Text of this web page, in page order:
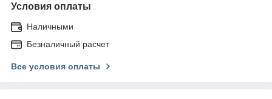
Условия оплаты
Наличными
Безналичный расчет
Все условия оплаты